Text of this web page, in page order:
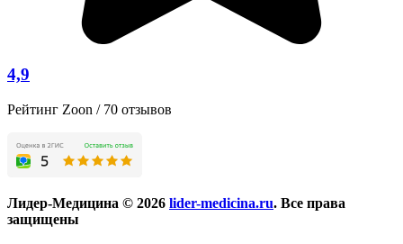
4,9
Рейтинг Zoon / 70 отзывов
Лидер-Медицина © 2026 lider-medicina.ru. Все права
защищены